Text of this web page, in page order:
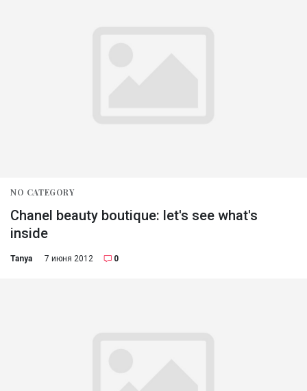
NO CATEGORY
Chanel beauty boutique: let's see what's
inside
Tanya 7 июня 2012 0